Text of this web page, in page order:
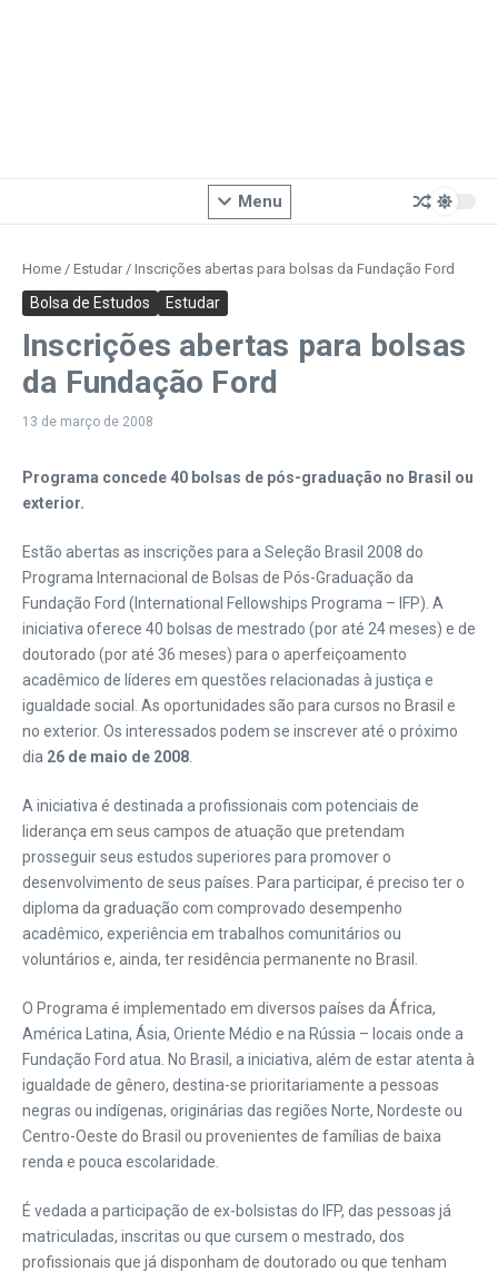
Menu
Home / Estudar / Inscrições abertas para bolsas da Fundação Ford
Bolsa de Estudos Estudar
Inscrições abertas para bolsas
da Fundação Ford
13 de março de 2008
Programa concede 40 bolsas de pós-graduação no Brasil ou
exterior.
Estão abertas as inscrições para a Seleção Brasil 2008 do
Programa Internacional de Bolsas de Pós-Graduação da
Fundação Ford (International Fellowships Programa – IFP). A
iniciativa oferece 40 bolsas de mestrado (por até 24 meses) e de
doutorado (por até 36 meses) para o aperfeiçoamento
acadêmico de líderes em questões relacionadas à justiça e
igualdade social. As oportunidades são para cursos no Brasil e
no exterior. Os interessados podem se inscrever até o próximo
dia 26 de maio de 2008
A iniciativa é destinada a profissionais com potenciais de
liderança em seus campos de atuação que pretendam
prosseguir seus estudos superiores para promover o
desenvolvimento de seus países. Para participar, é preciso ter o
diploma da graduação com comprovado desempenho
acadêmico, experiência em trabalhos comunitários ou
voluntários e, ainda, ter residência permanente no Brasil.
O Programa é implementado em diversos países da África,
América Latina, Ásia, Oriente Médio e na Rússia – locais onde a
Fundação Ford atua. No Brasil, a iniciativa, além de estar atenta à
igualdade de gênero, destina-se prioritariamente a pessoas
negras ou indígenas, originárias das regiões Norte, Nordeste ou
Centro-Oeste do Brasil ou provenientes de famílias de baixa
renda e pouca escolaridade.
É vedada a participação de ex-bolsistas do IFP, das pessoas já
matriculadas, inscritas ou que cursem o mestrado, dos
profissionais que já disponham de doutorado ou que tenham